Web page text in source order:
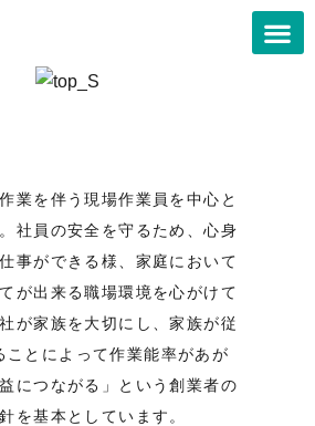
業を伴う現場作業員を中心と
社員の安全を守るため、心身
事ができる様、家庭において
が出来る職場環境を心がけて
が家族を大切にし、家族が従
ことによって作業能率があが
につながる」という創業者の
を基本としています。